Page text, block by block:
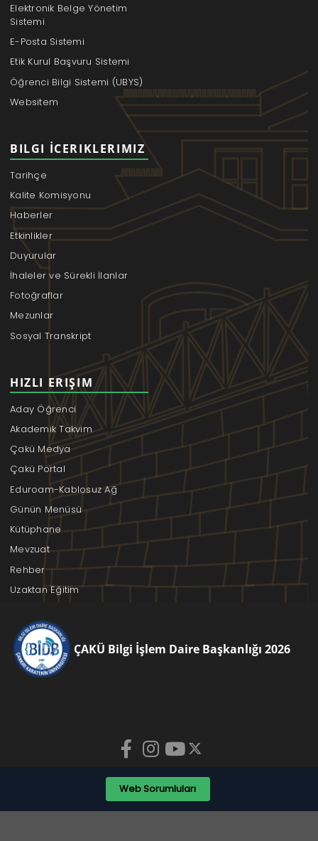
Elektronik Belge Yönetim
Sistemi
E-Posta Sistemi
Etik Kurul Başvuru Sistemi
Öğrenci Bilgi Sistemi (UBYS)
Websitem
BILGI İCERIKLERIMIZ
Tarihçe
Kalite Komisyonu
Haberler
Etkinlikler
Duyurular
İhaleler ve Sürekli İlanlar
Fotoğraflar
Mezunlar
Sosyal Transkript
HIZLI ERIŞIM
Aday Öğrenci
Akademik Takvim
Çakü Medya
Çakü Portal
Eduroam-Kablosuz Ağ
Günün Menüsü
Kütüphane
Mevzuat
Rehber
Uzaktan Eğitim
ÇAKÜ Bilgi İşlem Daire Başkanlığı 2026
Web Sorumluları